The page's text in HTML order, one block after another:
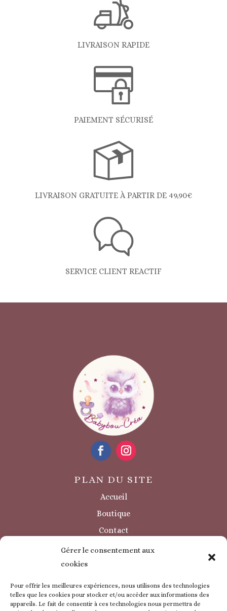
Gérer le consentement aux
cookies
Pour offrir les meilleures expériences, nous utilisons des technologies
telles que les cookies pour stocker et/ou accéder aux informations des
appareils. Le fait de consentir à ces technologies nous permettra de
LIVRAISON RAPIDE
PAIEMENT SÉCURISÉ
LIVRAISON GRATUITE À PARTIR DE 49,90€
SERVICE CLIENT REACTIF
PLAN DU SITE
Accueil
Boutique
Contact
Sécurité / à savoir
INFORMATIONS LÉGALES
Politique de confidentialité